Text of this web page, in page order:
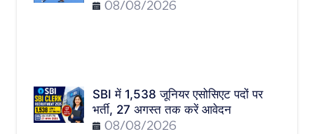
08/08/2026
SBI में 1,538 जूनियर एसोसिएट पदों पर
भर्ती, 27 अगस्त तक करें आवेदन
08/08/2026